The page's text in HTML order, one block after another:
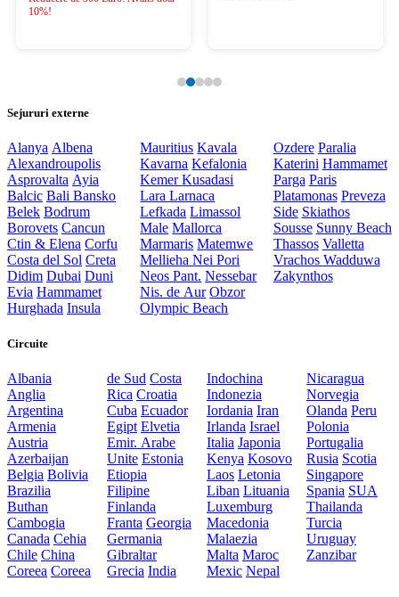
10%!
Sejururi externe
Alanya Albena
Alexandroupolis
Asprovalta Ayia
Balcic Bali Bansko
Belek Bodrum
Borovets Cancun
Ctin & Elena Corfu
Costa del Sol Creta
Didim Dubai Duni
Evia Hammamet
Hurghada Insula
Mauritius Kavala
Kavarna Kefalonia
KemerKusadasi
LaraLarnaca
Lefkada Limassol
Male Mallorca
Marmaris Matemwe
MelliehaNei Pori
Neos Pant. Nessebar
Nis. de Aur Obzor
Olympic Beach
Ozdere Paralia
Katerini Hammamet
Parga Paris
Platamonas Preveza
Side Skiathos
Sousse Sunny Beach
Thassos Valletta
Vrachos Wadduwa
Zakynthos
Circuite
Albania
Anglia
Argentina
Armenia
Austria
Azerbaijan
Belgia Bolivia
Brazilia
Buthan
Cambogia
Canada Cehia
Chile China
Coreea Coreea
de Sud Costa
Rica Croatia
Cuba Ecuador
Egipt Elvetia
Emir. Arabe
Unite Estonia
Etiopia
Filipine
Finlanda
Franta Georgia
Germania
Gibraltar
Grecia India
Indochina
Indonezia
Iordania Iran
Irlanda Israel
Italia Japonia
Kenya Kosovo
Laos Letonia
Liban Lituania
Luxemburg
Macedonia
Malaezia
Malta Maroc
Mexic Nepal
Nicaragua
Norvegia
Olanda Peru
Polonia
Portugalia
Rusia Scotia
Singapore
Spania SUA
Thailanda
Turcia
Uruguay
Zanzibar